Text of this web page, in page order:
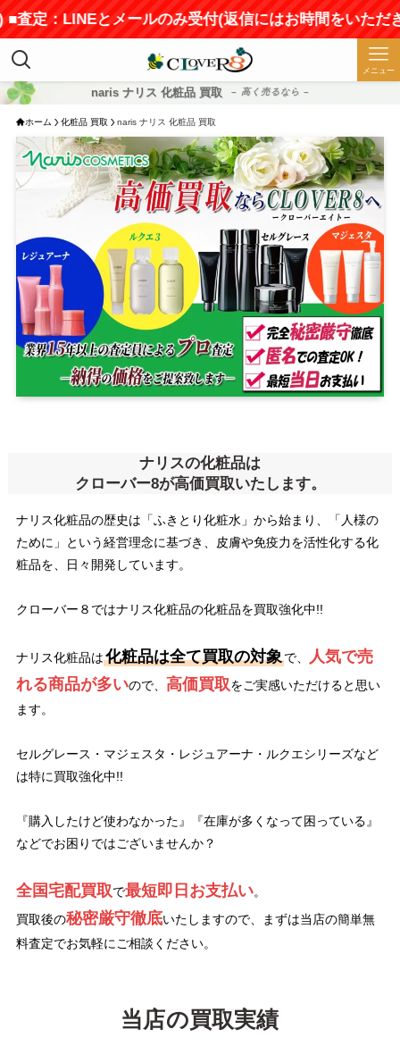
LINEとメールのみ受付(返信にはお時間をいただきます)
メニュー
naris ナリス 化粧品 買取 – 高く売るなら –
ホーム 化粧品 買取 naris ナリス 化粧品 買取
ナリスの化粧品は
クローバー8が高価買取いたします。
ナリス化粧品の歴史は「ふきとり化粧水」から始まり、「人様の
ために」という経営理念に基づき、皮膚や免疫力を活性化する化
粧品を、日々開発しています。
クローバー８ではナリス化粧品の化粧品を買取強化中!!
ナリス化粧品は化粧品は全て買取の対象で、
人気で売
れる商品が多いので、 高価買取をご実感いただけると思い
ます。
セルグレース・マジェスタ・レジュアーナ・ルクエシリーズなど
は特に買取強化中!!
『購入したけど使わなかった』『在庫が多くなって困っている』
などでお困りではございませんか？
全国宅配買取で最短即日お支払い。
買取後の秘密厳守徹底いたしますので、まずは当店の簡単無
料査定でお気軽にご相談ください。
当店の買取実績